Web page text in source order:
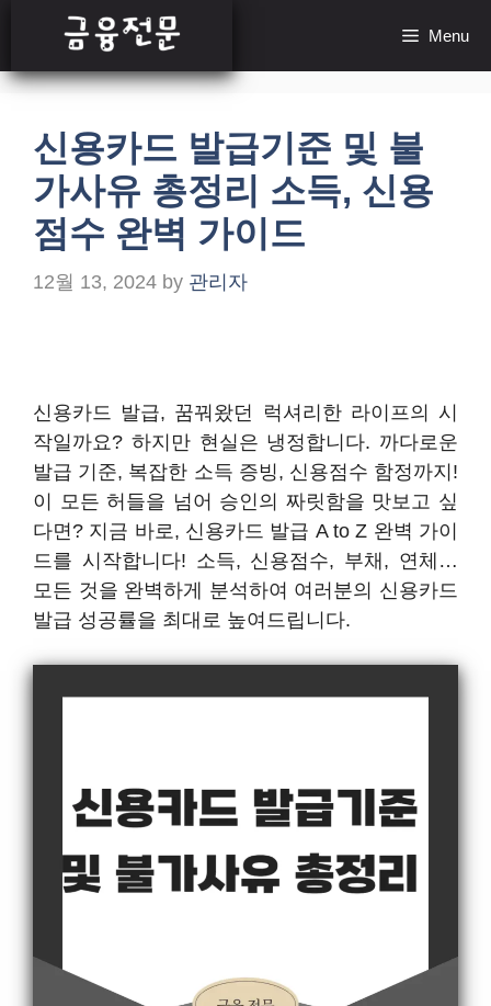
content
Menu
신용카드 발급기준 및 불
가사유 총정리 소득, 신용
점수 완벽 가이드
12월 13, 2024 by 관리자
신용카드 발급, 꿈꿔왔던 럭셔리한 라이프의 시
작일까요? 하지만 현실은 냉정합니다. 까다로운
발급 기준, 복잡한 소득 증빙, 신용점수 함정까지!
이 모든 허들을 넘어 승인의 짜릿함을 맛보고 싶
다면? 지금 바로, 신용카드 발급 A to Z 완벽 가이
드를 시작합니다! 소득, 신용점수, 부채, 연체…
모든 것을 완벽하게 분석하여 여러분의 신용카드
발급 성공률을 최대로 높여드립니다.